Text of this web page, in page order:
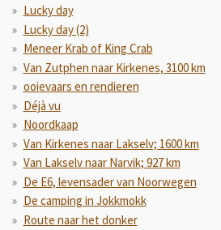
Lucky day
Lucky day (2)
Meneer Krab of King Crab
Van Zutphen naar Kirkenes, 3100 km
ooievaars en rendieren
Déjà vu
Noordkaap
Van Kirkenes naar Lakselv; 1600 km
Van Lakselv naar Narvik; 927 km
De E6, levensader van Noorwegen
De camping in Jokkmokk
Route naar het donker